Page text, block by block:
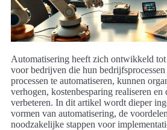
Automatisering heeft zich ontwikkeld tot
voor bedrijven die hun
processen te automatiseren, kunnen
verhogen, kostenbesparing realiseren
verbeteren. In dit artikel wordt dieper
vormen van automatisering, de
noodzakelijke stappen voor